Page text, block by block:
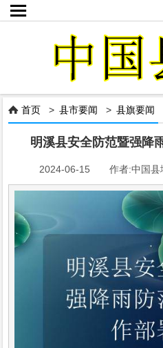

 首页 >县市要闻 >县旗要闻
明溪县安全防范暨强降
2024-06-15 作者:中国